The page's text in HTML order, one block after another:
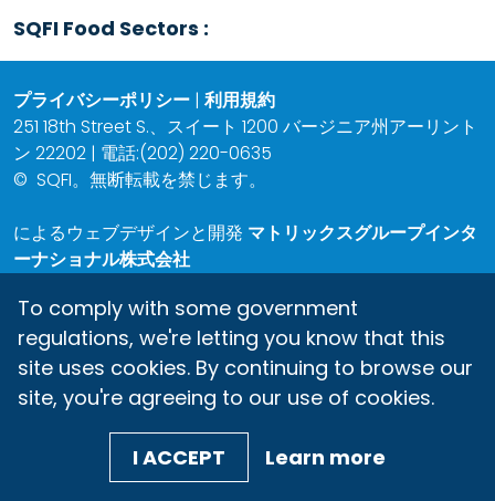
SQFI Food Sectors :
プライバシーポリシー | 利用規約
251 18th Street S.、スイート 1200 バージニア州アーリント
ン 22202 | 電話:(202) 220-0635
© SQFI。無断転載を禁じます。
によるウェブデザインと開発 マトリックスグループインタ
ーナショナル株式会社
To comply with some government
regulations, we're letting you know that this
site uses cookies. By continuing to browse our
site, you're agreeing to our use of cookies.
I ACCEPT Learn more